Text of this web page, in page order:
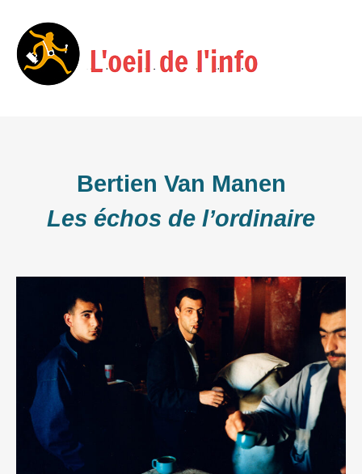
Skip
to
Bertien Van Manen
Les échos de l’ordinaire